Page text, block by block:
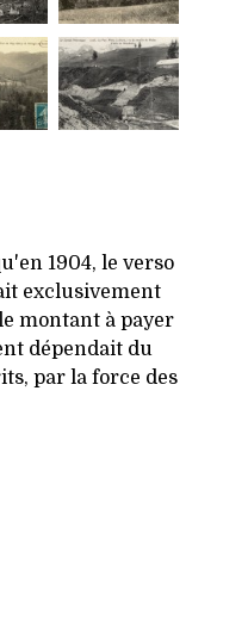
1904, le verso
exclusivement
montant à payer
dépendait du
par la force des